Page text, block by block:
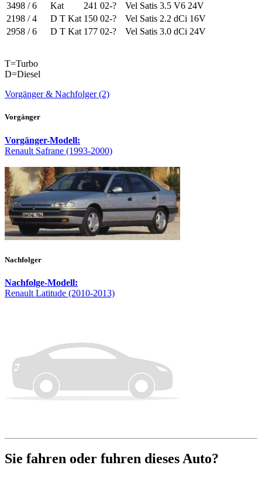
3498 / 6
Kat 241 02-?
Vel Satis 3.5 V6 24V
2198 / 4
D T Kat 150 02-?
Vel Satis 2.2 dCi 16V
2958 / 6
D T Kat 177 02-? Vel Satis 3.0 dCi 24V
T=Turbo
D=Diesel
Vorgänger & Nachfolger (2)
Vorgänger
Vorgänger-Modell:
Renault Safrane (1993-2000)
Nachfolger
Nachfolge-Modell:
Renault Latitude (2010-2013)
Sie fahren oder fuhren dieses Auto?